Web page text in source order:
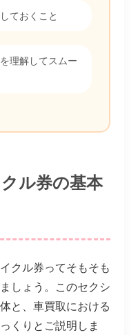
ておくこと
理解してスムー
ル券の基本
クル券ってそもそも
しょう。このセクシ
と、車買取における
くりとご説明しま